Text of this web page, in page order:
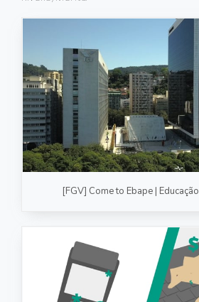
PRODUTO/SERVIÇO
GASTRONOMIA
CORPORATIVO
ESTÚDIO
FOTO/VÍDEO
RECEITA / AULA
PRODUTO/SERVIÇO
INSTITUCIONAL
[FGV] Come to Ebape |